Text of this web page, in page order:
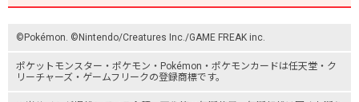
©Pokémon. ©Nintendo/Creatures Inc./GAME FREAK inc.
ポケットモンスター ・ポケモン・Pokémon・ ポケモンカードは任天堂・ ク
リーチャーズ ・ ゲームフリークの登録商標です。